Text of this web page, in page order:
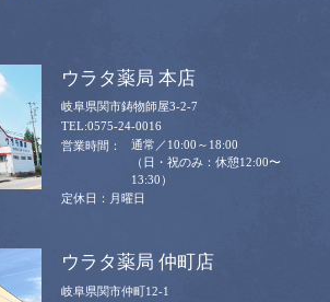
ウラタ薬局 本店
岐阜県関市鋳物師屋3-2-7
0575-24-0016
通常／10:00～18:00
（日・祝のみ：休憩12:00〜
13:30）
月曜日
ウラタ薬局 仲町店
岐阜県関市仲町12-1